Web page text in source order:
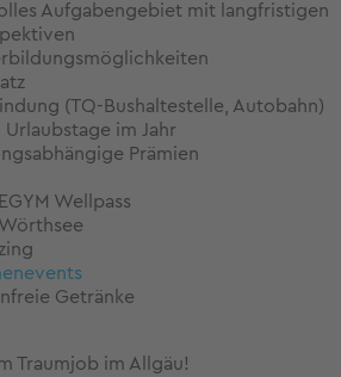
Aufgabengebiet mit langfristigen
(TQ-Bushaltestelle, Autobahn)
im Jahr
Prämien
Wellpass
Getränke
Traumjob im Allgäu!